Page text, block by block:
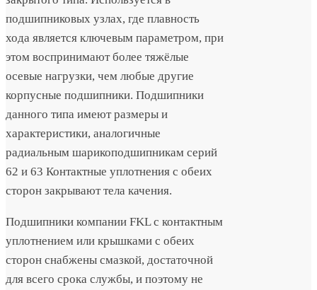
подшипниковых узлах, где плавность
хода является ключевым параметром, при
этом воспринимают более тяжёлые
осевые нагрузки, чем любые другие
корпусные подшипники. Подшипники
данного типа имеют размеры и
характеристики, аналогичные
радиальным шарикоподшипникам серий
62 и 63 Контактные уплотнения с обеих
сторон закрывают тела качения.
Подшипники компании FKL с контактным
уплотнением или крышками с обеих
сторон снабжены смазкой, достаточной
для всего срока службы, и поэтому не